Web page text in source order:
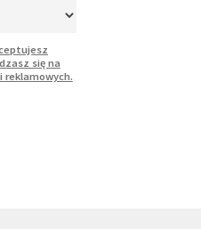
się na
reklamowych.